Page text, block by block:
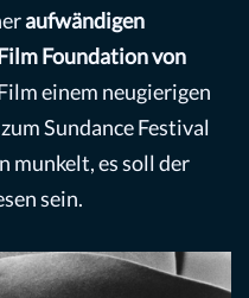
aufwändigen
Foundation von
einem neugierigen
Sundance Festival
munkelt, es soll der
sein.